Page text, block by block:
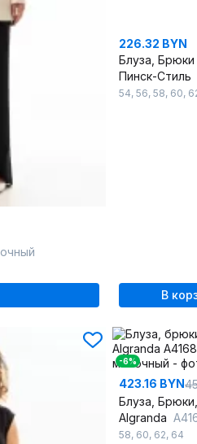
226.32 BYN
Блуза, Брюки
Пинск-Стиль
54, 56, 58, 60,
В
-6%
423.16 BYN
Блуза,
Algranda А4168
58, 60, 62, 64